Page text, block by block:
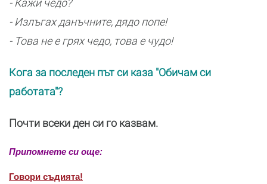
- Кажи чедо?
- Излъгах данъчните, дядо попе!
- Това не е грях чедо, това е чудо!
Кога за последен път си каза "Обичам си
работата"?
Почти всеки ден си го казвам.
Припомнете си още:
Говори съдията!